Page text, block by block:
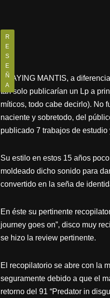
R
E
S
E
Ñ
A
PRAYING MANTIS, a
tan solo publicarían un Lp a
míticos, todo cabe decirlo). No
naciente y sobretodo, del
publicado 7 trabajos de estudio
Su estilo en estos 15 años
moldeado dicho sonido para
convertido en la seña de
En éste su pertinente
journey goes on”, disco muy
se hizo la review pertinente.
El recopilatorio se abre con la
seguramente debido a que el
retorno del 91 “Predator in